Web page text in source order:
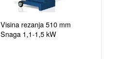
Visina rezanja 510 mm
Snaga 1,1-1,5 kW